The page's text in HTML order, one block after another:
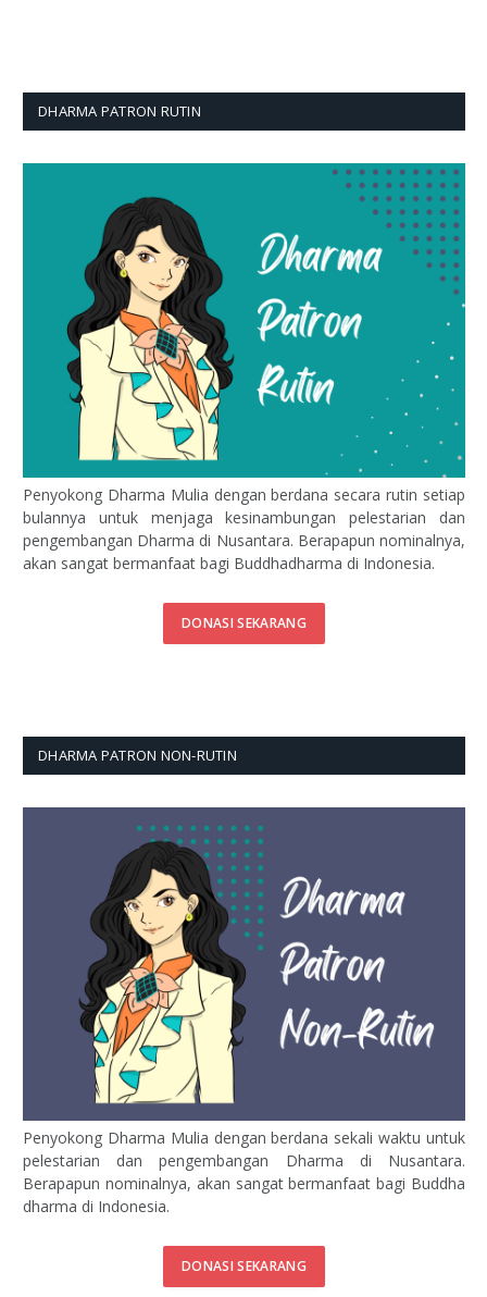
DHARMA PATRON RUTIN
Penyokong Dharma Mulia dengan berdana secara rutin setiap
bulannya untuk menjaga kesinambungan pelestarian dan
pengembangan Dharma di Nusantara. Berapapun nominalnya,
akan sangat bermanfaat bagi Buddhadharma di Indonesia.
DONASI SEKARANG
DHARMA PATRON NON-RUTIN
Penyokong Dharma Mulia dengan berdana sekali waktu untuk
pelestarian dan pengembangan Dharma di Nusantara.
Berapapun nominalnya, akan sangat bermanfaat bagi Buddha
dharma di Indonesia.
DONASI SEKARANG